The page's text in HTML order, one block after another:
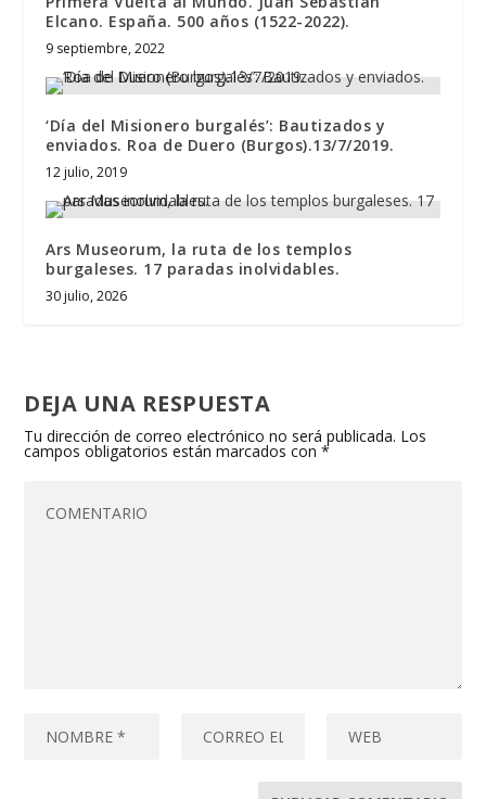
Elcano. España. 500 años (1522-2022).
9 septiembre, 2022
‘Día del Misionero burgalés’: Bautizados y
enviados. Roa de Duero (Burgos).13/7/2019.
12 julio, 2019
Ars Museorum, la ruta de los templos
burgaleses. 17 paradas inolvidables.
30 julio, 2026
DEJA UNA RESPUESTA
Tu dirección de correo electrónico no será publicada. Los
campos obligatorios están marcados con*